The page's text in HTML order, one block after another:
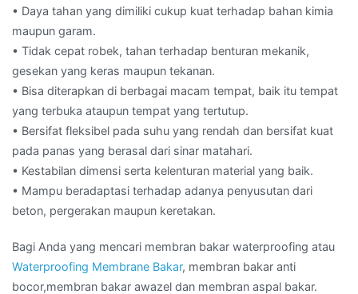
• Daya tahan yang dimiliki cukup kuat terhadap bahan kimia
maupun garam.
• Tidak cepat robek, tahan terhadap benturan mekanik,
gesekan yang keras maupun tekanan.
• Bisa diterapkan di berbagai macam tempat, baik itu tempat
yang terbuka ataupun tempat yang tertutup.
• Bersifat fleksibel pada suhu yang rendah dan bersifat kuat
pada panas yang berasal dari sinar matahari.
• Kestabilan dimensi serta kelenturan material yang baik.
• Mampu beradaptasi terhadap adanya penyusutan dari
beton, pergerakan maupun keretakan.
Bagi Anda yang mencari membran bakar waterproofing atau
Waterproofing Membrane Bakar, membran bakar anti
bocor,membran bakar awazel dan membran aspal bakar.